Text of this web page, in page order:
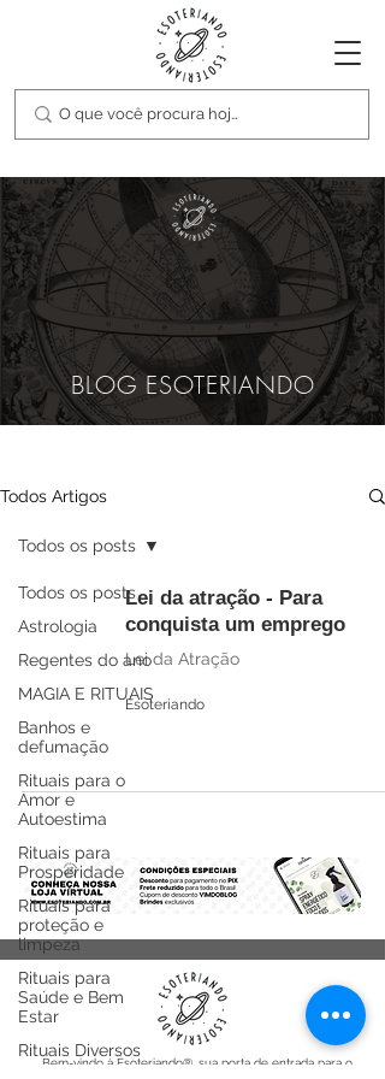
BLOG ESOTERIANDO
Todos Artigos
Todos os posts
Astrologia
Regentes do ano
MAGIA E RITUAIS
Banhos e
defumação
Rituais para o
Amor e
Autoestima
Rituais para
Prosperidade
Rituais para
proteção e
limpeza
Rituais para
Saúde e Bem
Estar
Rituais Diversos
Todos os posts
Lei da atração - Para
conquista um emprego
Lei da Atração
Esoteriando
Bem-vindo à Esoteriando®, sua porta de entrada para o